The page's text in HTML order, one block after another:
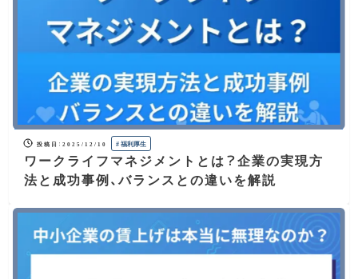
投稿日 ： 2025/12/10 # 福利厚生
ワークライフマネジメントとは？企業の実現方
法と成功事例、バランスとの違いを解説